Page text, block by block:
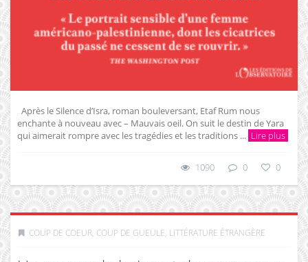
Après le Silence d’Isra, roman bouleversant, Etaf Rum nous
enchante à nouveau avec – Mauvais oeil. On suit le destin de Yara
qui aimerait rompre avec les tragédies et les traditions ... Lire plus
1090 0 0
COUP DE COEUR, COUP DE GUEULE, LITTÉRATURE ÉTRANGÈRE